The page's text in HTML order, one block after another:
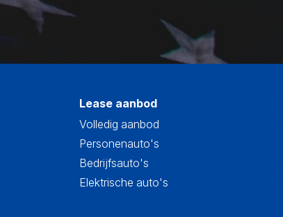
Lease aanbod
Volledig aanbod
Personenauto's
Bedrijfsauto's
Elektrische auto's